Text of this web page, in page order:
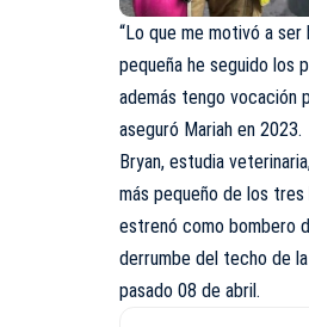
“Lo que me motivó a
pequeña he seguido los
además tengo vocación
aseguró Mariah en 2023.
Bryan, estudia
más pequeño de los
estrenó como bombero
derrumbe del techo de
pasado 08 de abril.